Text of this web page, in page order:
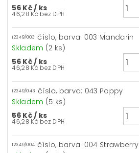
56 Kč/ ks
46,28 Kč bez DPH
12349/003 číslo, barva: 003 Mandarin
Skladem (2 ks)
56 Kč/ ks
46,28 Kč bez DPH
12349/043 číslo, barva: 043 Poppy
Skladem (5 ks)
56 Kč/ ks
46,28 Kč bez DPH
12349/004 číslo, barva: 004 Strawberry